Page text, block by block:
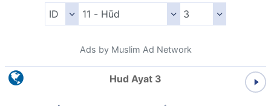
Ads by Muslim Ad Network
Hud Ayat 3